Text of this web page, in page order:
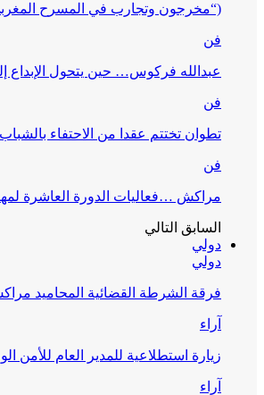
(“مخرجون وتجارب في المسرح
فن
عبدالله فركوس… حين يتحول الإبداع
فن
تطوان تختتم عقدا من الاحتفاء
فن
مراكش …فعاليات الدورة العاشرة
السابق التالي
دولي
دولي
فرقة الشرطة القضائية المحاميد
آراء
زيارة استطلاعية للمدير العام للأمن
آراء